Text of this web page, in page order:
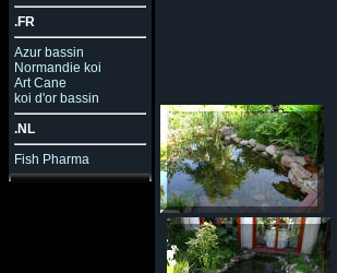
.FR
Azur bassin
Normandie koi
Art Cane
koi d'or bassin
.NL
Fish Pharma